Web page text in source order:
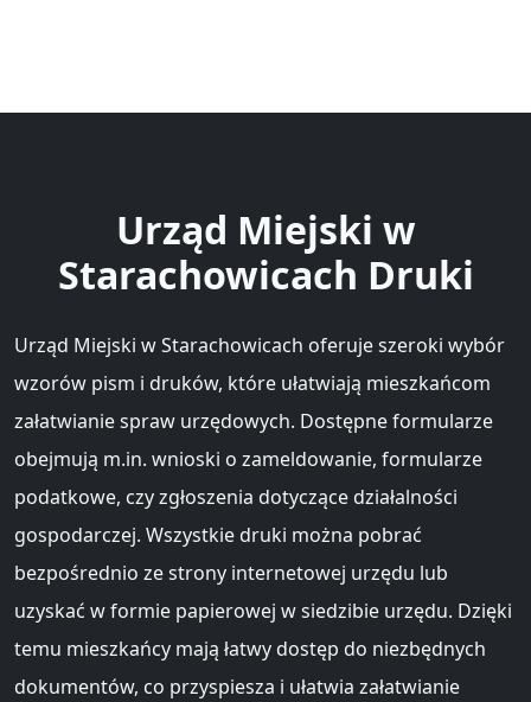
Urząd Miejski w
Starachowicach Druki
Urząd Miejski w Starachowicach oferuje szeroki wybór
wzorów pism i druków, które ułatwiają mieszkańcom
załatwianie spraw urzędowych. Dostępne formularze
obejmują m.in. wnioski o zameldowanie, formularze
podatkowe, czy zgłoszenia dotyczące działalności
gospodarczej. Wszystkie druki można pobrać
bezpośrednio ze strony internetowej urzędu lub
uzyskać w formie papierowej w siedzibie urzędu. Dzięki
temu mieszkańcy mają łatwy dostęp do niezbędnych
dokumentów, co przyspiesza i ułatwia załatwianie